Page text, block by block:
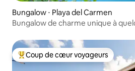
Bungalow ⋅ Playa del Carmen
Bungalow de charme unique à
Coups de cœur voyageurs les plus
Coup de cœur voyageurs